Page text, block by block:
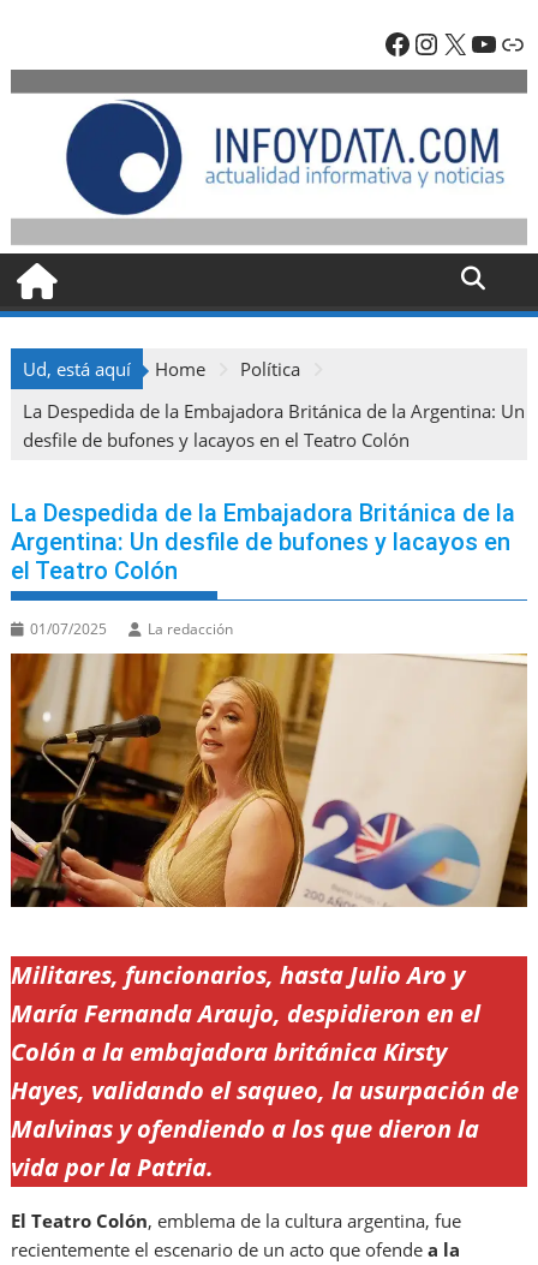
content
Facebook
X
Ud, está aquí Home
Política
La Despedida de la Embajadora Británica de la Argentina: Un
desfile de bufones y lacayos en el Teatro Colón
La Despedida de la Embajadora Británica de la
Argentina: Un desfile de bufones y lacayos en
el Teatro Colón
01/07/2025 La redacción
Militares, funcionarios, hasta Julio Aro y
María Fernanda Araujo, despidieron en el
Colón a la embajadora británica Kirsty
Hayes, validando el saqueo, la usurpación de
Malvinas y ofendiendo a los que dieron la
vida por la Patria.
El Teatro Colón, emblema de la cultura argentina, fue
recientemente el escenario de un acto que ofendea la